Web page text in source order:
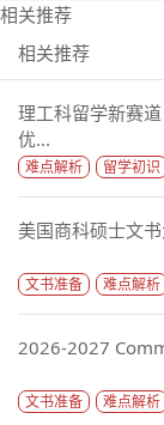
相关推荐
相关推荐
理工科留学新赛
优...
难点解析 留学初识
美国商科硕士文
文书准备 难点解析
2026-2027
文书准备 难点解析